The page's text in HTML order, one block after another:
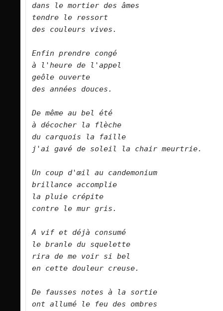
dans le mortier des âmes
tendre le ressort
des couleurs vives.
Enfin prendre congé
à l'heure de l'appel
geôle ouverte
des années douces.
De même au bel été
à décocher la flèche
du carquois la faille
j'ai gavé de soleil la chair
Un coup d'œil au candemonium
brillance accomplie
la pluie crépite
contre le mur gris.
A vif et déjà consumé
le branle du squelette
rira de me voir si bel
en cette douleur creuse.
De fausses notes à la sortie
ont allumé le feu des ombres